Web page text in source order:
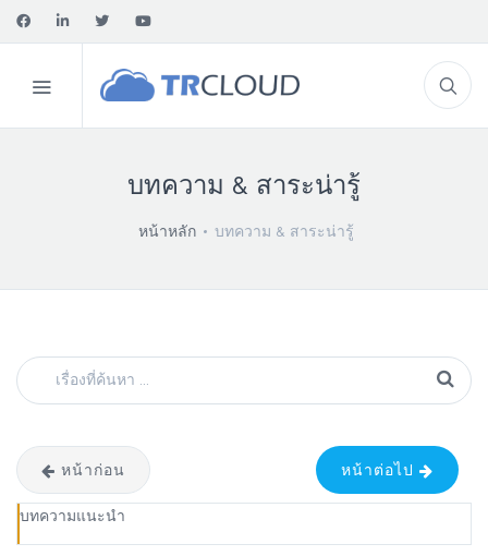
บทความ & สาระน่ารู้
หน้าหลัก บทความ & สาระน่ารู้
หน้าก่อน หน้าต่อไป
บทความแนะนำ